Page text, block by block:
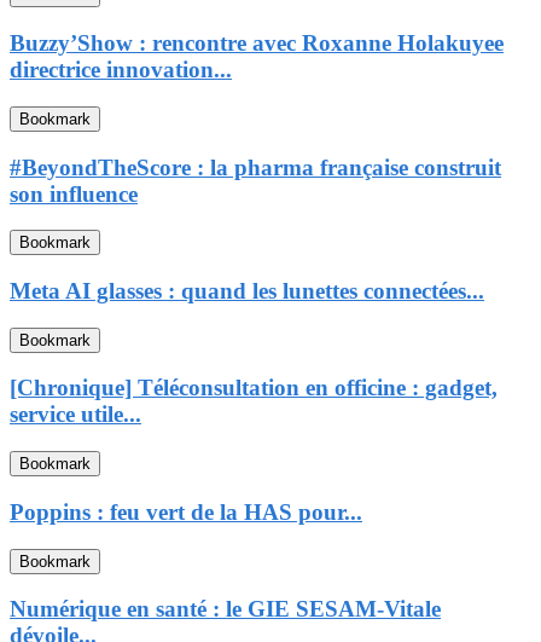
Buzzy’Show : rencontre avec Roxanne Holakuyee
directrice innovation...
Bookmark
#BeyondTheScore : la pharma française construit
son influence
Bookmark
Meta AI glasses : quand les lunettes connectées...
Bookmark
[Chronique] Téléconsultation en officine : gadget,
service utile...
Bookmark
Poppins : feu vert de la HAS pour...
Bookmark
Numérique en santé : le GIE SESAM-Vitale
dévoile...